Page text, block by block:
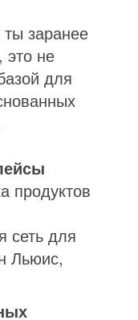
заранее
это не
для
продуктов
сеть для
Льюис,